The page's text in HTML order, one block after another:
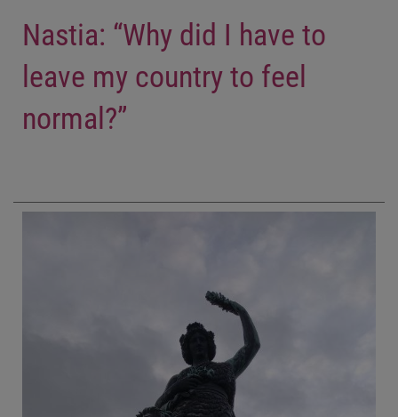
Nastia: “Why did I have to
leave my country to feel
normal?”